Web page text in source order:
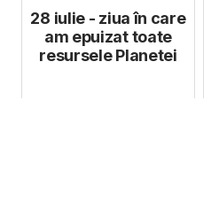
28 iulie - ziua în care
am epuizat toate
resursele Planetei